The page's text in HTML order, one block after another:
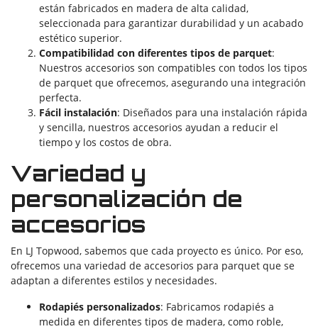
están fabricados en madera de alta calidad,
seleccionada para garantizar durabilidad y un acabado
estético superior.
Compatibilidad con diferentes tipos de parquet:
Nuestros accesorios son compatibles con todos los tipos
de parquet que ofrecemos, asegurando una integración
perfecta.
Fácil instalación: Diseñados para una instalación rápida
y sencilla, nuestros accesorios ayudan a reducir el
tiempo y los costos de obra.
Variedad y
personalización de
accesorios
En LJ Topwood, sabemos que cada proyecto es único. Por eso,
ofrecemos una variedad de accesorios para parquet que se
adaptan a diferentes estilos y necesidades.
Rodapiés personalizados: Fabricamos rodapiés a
medida en diferentes tipos de madera, como roble,